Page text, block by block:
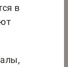
в